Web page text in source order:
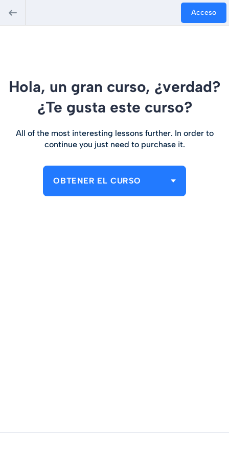
Acceso
Hola, un gran curso, ¿verdad?
¿Te gusta este curso?
All of the most interesting lessons further. In order to
continue you just need to purchase it.
OBTENER EL CURSO